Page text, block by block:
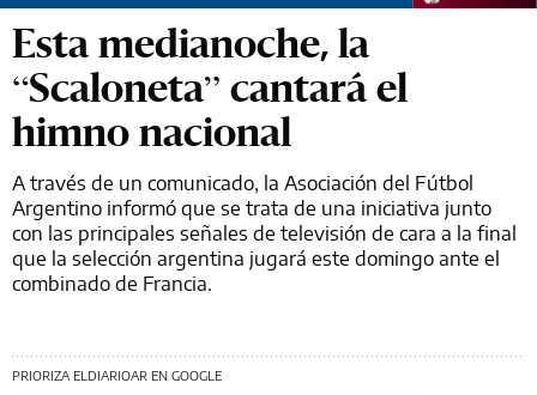
Esta medianoche, la
“Scaloneta” cantará el
himno nacional
A través de un comunicado, la Asociación del Fútbol
Argentino informó que se trata de una iniciativa junto
con las principales señales de televisión de cara a la final
que la selección argentina jugará este domingo ante el
combinado de Francia.
PRIORIZA ELDIARIOAR EN GOOGLE